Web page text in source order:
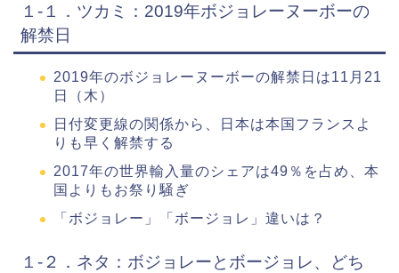
１-１．ツカミ：2019年ボジョレーヌーボーの
解禁日
2019年のボジョレーヌーボーの解禁日は11月21
日（木）
日付変更線の関係から、日本は本国フランスよ
りも早く解禁する
2017年の世界輸入量のシェアは49％を占め、本
国よりもお祭り騒ぎ
「ボジョレー」「ボージョレ」違いは？
１-２．ネタ：ボジョレーとボージョレ、どち